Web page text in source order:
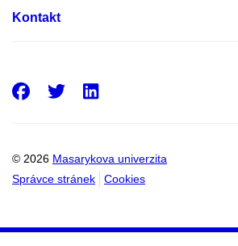
Kontakt
© 2026 Masarykova univerzita
Správce stránek
Cookies
Facebook
Twitter